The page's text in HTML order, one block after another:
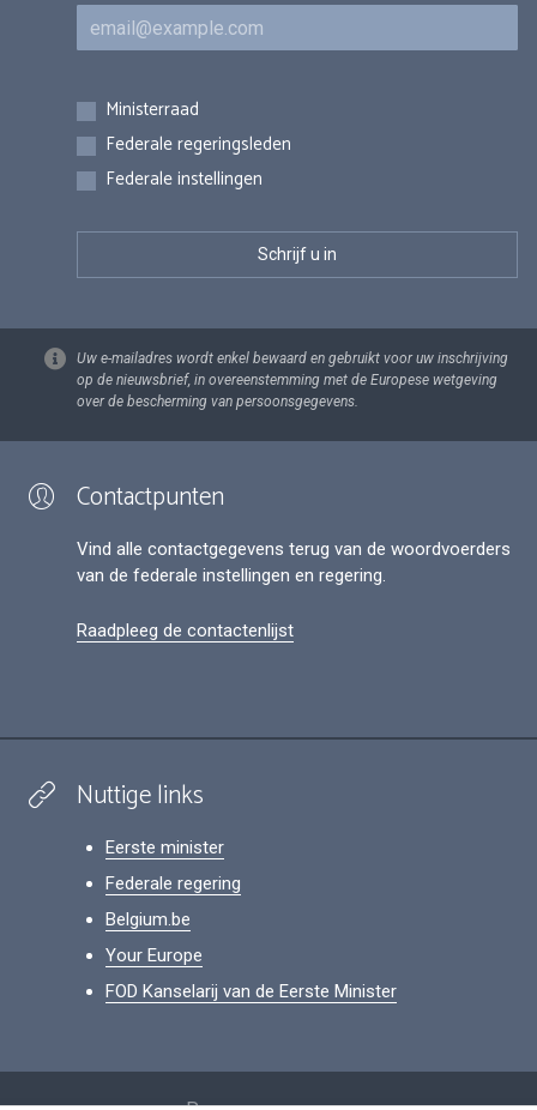
E-mail
Inschrijvingen
Ministerraad
Federale regeringsleden
Federale instellingen
Uw e-mailadres wordt enkel bewaard en gebruikt voor uw inschrijving
op de nieuwsbrief, in overeenstemming met de Europese wetgeving
over de bescherming van persoonsgegevens.
Contactpunten
Vind alle contactgegevens terug van de woordvoerders
van de federale instellingen en regering.
Raadpleeg de contactenlijst
Nuttige links
Eerste minister
Federale regering
Belgium.be
Your Europe
FOD Kanselarij van de Eerste Minister